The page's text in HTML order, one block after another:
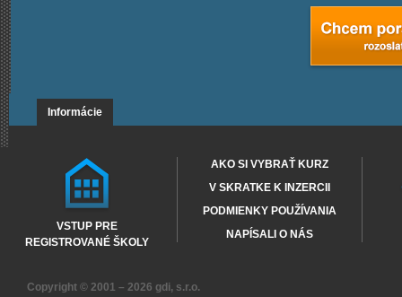
Informácie
VSTUP PRE
REGISTROVANÉ ŠKOLY
AKO SI VYBRAŤ KURZ
V SKRATKE K INZERCII
PODMIENKY POUŽÍVANIA
NAPÍSALI O NÁS
Copyright © 2001 – 2026 gdi, s.r.o.